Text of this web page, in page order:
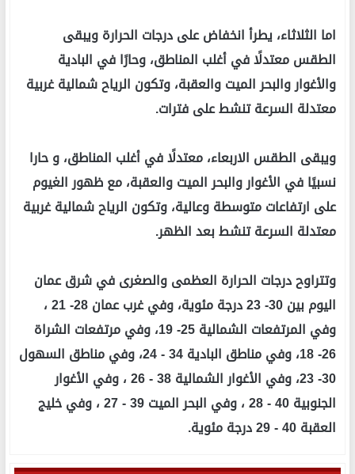
اما الثلاثاء، يطرأ انخفاض على درجات الحرارة ويبقى
الطقس معتدلًا في أغلب المناطق، وحارًا في البادية
والأغوار والبحر الميت والعقبة، وتكون الرياح شمالية غربية
معتدلة السرعة تنشط على فترات.
ويبقى الطقس الاربعاء، معتدلًا في أغلب المناطق، و حارا
نسبيًا في الأغوار والبحر الميت والعقبة، مع ظهور الغيوم
على ارتفاعات متوسطة وعالية، وتكون الرياح شمالية غربية
معتدلة السرعة تنشط بعد الظهر.
وتتراوح درجات الحرارة العظمى والصغرى في شرق عمان
اليوم بين 30- 23 درجة مئوية، وفي غرب عمان 28- 21 ،
وفي المرتفعات الشمالية 25- 19، وفي مرتفعات الشراة
26- 18، وفي مناطق البادية 34 - 24، وفي مناطق السهول
30- 23، وفي الأغوار الشمالية 38 - 26 ، وفي الأغوار
الجنوبية 40 - 28 ، وفي البحر الميت 39 - 27 ، وفي خليج
العقبة 40 - 29 درجة مئوية.